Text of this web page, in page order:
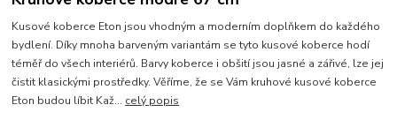
Kusové koberce Eton jsou vhodným a moderním doplňkem do každého
bydlení. Díky mnoha barveným variantám se tyto kusové koberce hodí
téměř do všech interiérů. Barvy koberce i obšití jsou jasné a zářivé, lze jej
čistit klasickými prostředky. Věříme, že se Vám kruhové kusové koberce
Eton budou líbit Kaž... celý popis